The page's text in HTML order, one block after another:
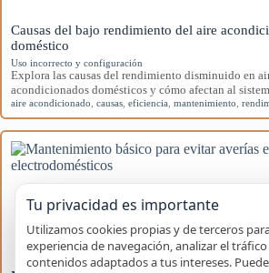
Causas del bajo rendimiento del aire
doméstico
Uso incorrecto y configuración
Explora las causas del rendimiento disminuido en
acondicionados domésticos y cómo afectan al
aire acondicionado causas eficiencia mantenimiento
Tu privacidad es importante
Utilizamos cookies propias y de terceros
experiencia de navegación, analizar el
contenidos adaptados a tus intereses.